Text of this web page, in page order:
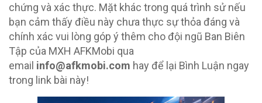
chứng và xác thực. Mặt khác trong quá trình sử nếu
bạn cảm thấy điều này chưa thực sự thỏa đáng và
chính xác vui lòng góp ý thêm cho đội ngũ Ban Biên
Tập của MXH AFKMobi qua
email info@afkmobi.com hay để lại Bình Luận ngay
trong link bài này!